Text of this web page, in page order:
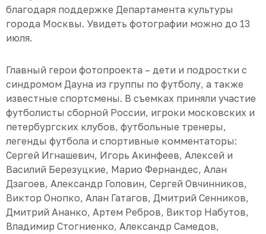
благодаря поддержке Департамента культуры
города Москвы. Увидеть фотографии можно до 13
июля.
Главный герои фотопроекта – дети и подростки с
синдромом Дауна из группы по футболу, а также
известные спортсмены. В съемках приняли участие
футболисты сборной России, игроки московских и
петербургских клубов, футбольные тренеры,
легенды футбола и спортивные комментаторы:
Сергей Игнашевич, Игорь Акинфеев, Алексей и
Василий Березуцкие, Марио Фернандес, Алан
Дзагоев, Александр Головин, Сергей Овчинников,
Виктор Онопко, Алан Гатагов, Дмитрий Сенников,
Дмитрий Ананко, Артем Ребров, Виктор Набутов,
Владимир Стогниенко, Александр Самедов,